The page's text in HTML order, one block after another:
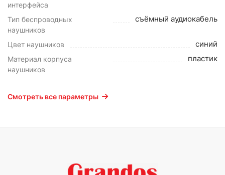
интерфейса
Тип беспроводных
наушников
съёмный аудиокабель
Цвет наушников синий
Материал корпуса
наушников
пластик
Смотреть все параметры